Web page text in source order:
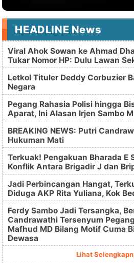
HEADLINE News
Viral Ahok Sowan ke Ahmad
Tukar Nomor HP: Dulu Lawan
Letkol Tituler Deddy Corbuzier
Negara
Pegang Rahasia Polisi hingga
Aparat, Ini Alasan Irjen Sambo
BREAKING NEWS: Putri
Hukuman Mati
Terkuak! Pengakuan Bharada E
Konflik Antara Brigadir J dan
Jadi Perbincangan Hangat,
Diduga AKP Rita Yuliana, Kok
Ferdy Sambo Jadi Tersangka,
Candrawathi Tersenyum
Mafhud MD Bilang Motif Cuma
Dewasa
Lihat